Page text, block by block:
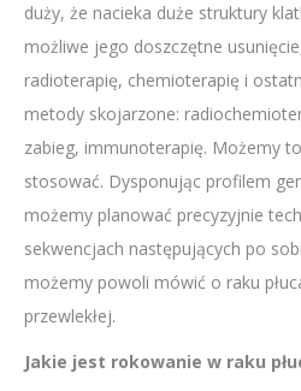
duży, że nacieka duże struktury
możliwe jego doszczętne
radioterapię, chemioterapię i
metody skojarzone:
zabieg, immunoterapię. Możemy
stosować. Dysponując profilem
możemy planować precyzyjnie
sekwencjach następujących po
możemy powoli mówić o raku
przewlekłej.
Jakie jest rokowanie w raku